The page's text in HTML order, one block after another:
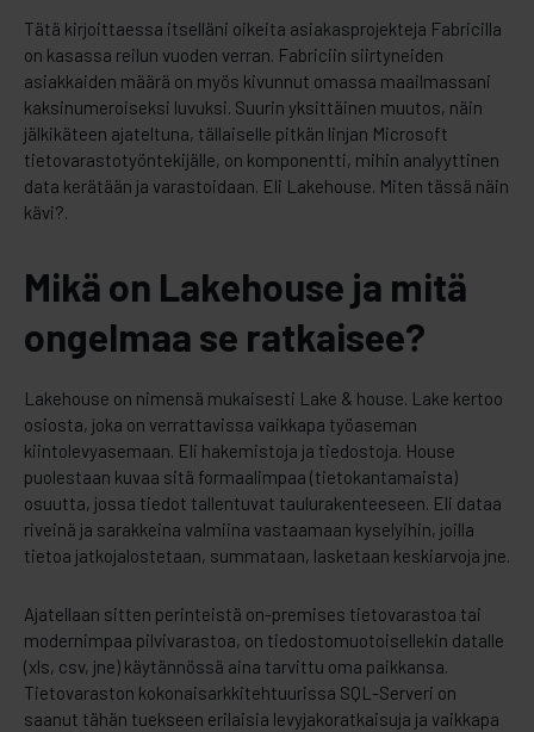
Tätä kirjoittaessa itselläni oikeita asiakasprojekteja Fabricilla
on kasassa reilun vuoden verran. Fabriciin siirtyneiden
asiakkaiden määrä on myös kivunnut omassa maailmassani
kaksinumeroiseksi luvuksi. Suurin yksittäinen muutos, näin
jälkikäteen ajateltuna, tällaiselle pitkän linjan Microsoft
tietovarastotyöntekijälle, on komponentti, mihin analyyttinen
data kerätään ja varastoidaan. Eli Lakehouse. Miten tässä näin
kävi?.
Mikä on Lakehouse ja mitä
ongelmaa se ratkaisee?
Lakehouse on nimensä mukaisesti Lake & house. Lake kertoo
osiosta, joka on verrattavissa vaikkapa työaseman
kiintolevyasemaan. Eli hakemistoja ja tiedostoja. House
puolestaan kuvaa sitä formaalimpaa (tietokantamaista)
osuutta, jossa tiedot tallentuvat taulurakenteeseen. Eli dataa
riveinä ja sarakkeina valmiina vastaamaan kyselyihin, joilla
tietoa jatkojalostetaan, summataan, lasketaan keskiarvoja jne.
Ajatellaan sitten perinteistä on-premises tietovarastoa tai
modernimpaa pilvivarastoa, on tiedostomuotoisellekin datalle
(xls, csv, jne) käytännössä aina tarvittu oma paikkansa.
Tietovaraston kokonaisarkkitehtuurissa SQL-Serveri on
saanut tähän tuekseen erilaisia levyjakoratkaisuja ja vaikkapa